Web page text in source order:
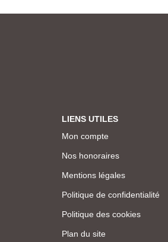
LIENS UTILES
Mon compte
Nos honoraires
Mentions légales
Politique de confidentialité
Politique des cookies
Plan du site